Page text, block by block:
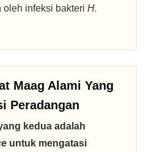
infeksi bakteri H.
Maag Alami Yang
Peradangan
kedua adalah
untuk mengatasi